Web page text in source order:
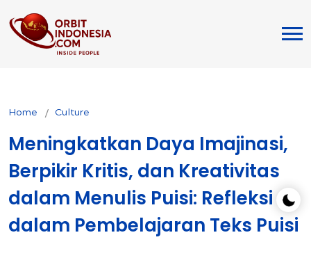
Home Culture
Meningkatkan Daya Imajinasi,
Berpikir Kritis, dan Kreativitas
dalam Menulis Puisi: Refleksi
dalam Pembelajaran Teks Puisi